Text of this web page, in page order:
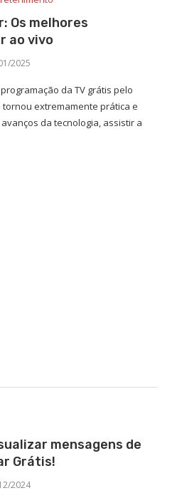
Os melhores
ao vivo
2025
da TV grátis pelo
extremamente prática e
da tecnologia, assistir a
mensagens de
Grátis!
2024